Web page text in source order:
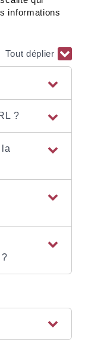
informations
Tout déplier
?